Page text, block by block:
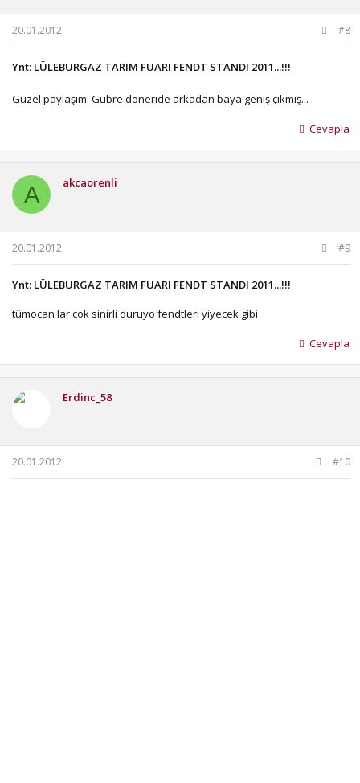
20.01.2012 #8
Ynt: LÜLEBURGAZ TARIM FUARI FENDT STANDI 2011...!!!
Güzel paylaşım. Gübre döneride arkadan baya geniş çıkmış...
Cevapla
A akcaorenli
20.01.2012 #9
Ynt: LÜLEBURGAZ TARIM FUARI FENDT STANDI 2011...!!!
tümocan lar cok sinirli duruyo fendtleri yiyecek gibi
Cevapla
Erdinc_58
20.01.2012 #10